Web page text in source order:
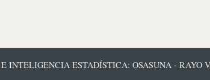
INTELIGENCIA ESTADÍSTICA: OSASUNA - RAYO